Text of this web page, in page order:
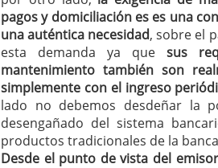
pagos y domiciliación es es una
una auténtica necesidad, sobre el
esta demanda ya quesus
mantenimiento también son
simplemente con el ingreso
lado no debemos desdeñar la
desengañado del sistema
productos tradicionales de la
Desde el punto de vista del emisor